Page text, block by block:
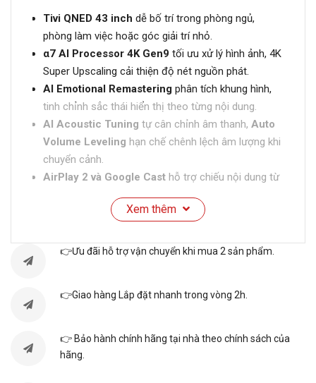
Tivi QNED 43 inch dễ bố trí trong phòng ngủ,
phòng làm việc hoặc góc giải trí nhỏ.
α7 AI Processor 4K Gen9 tối ưu xử lý hình ảnh, 4K
Super Upscaling cải thiện độ nét nguồn phát.
AI Emotional Remastering phân tích khung hình,
tinh chỉnh sắc thái hiển thị theo từng nội dung.
AI Acoustic Tuning tự cân chỉnh âm thanh, Auto
Volume Leveling hạn chế chênh lệch âm lượng khi
chuyển cảnh.
AirPlay 2 và Google Cast hỗ trợ chiếu nội dung từ
điện thoại lên màn hình tivi.
webOS 26 tích hợp MS Copilot
, giao diện trực
43QNED70BSA
Xem thêm
👉Ưu đãi hỗ trợ vận chuyển khi mua 2 sản phẩm.
👉Giao hàng Lắp đặt nhanh trong vòng 2h.
👉 Bảo hành chính hãng tại nhà theo chính sách của
hãng.